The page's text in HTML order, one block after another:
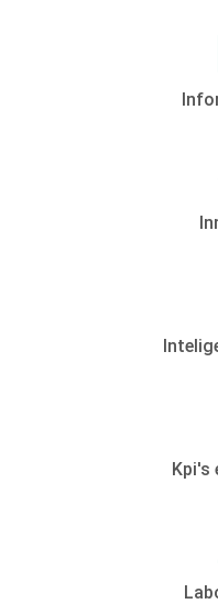
Kpi's